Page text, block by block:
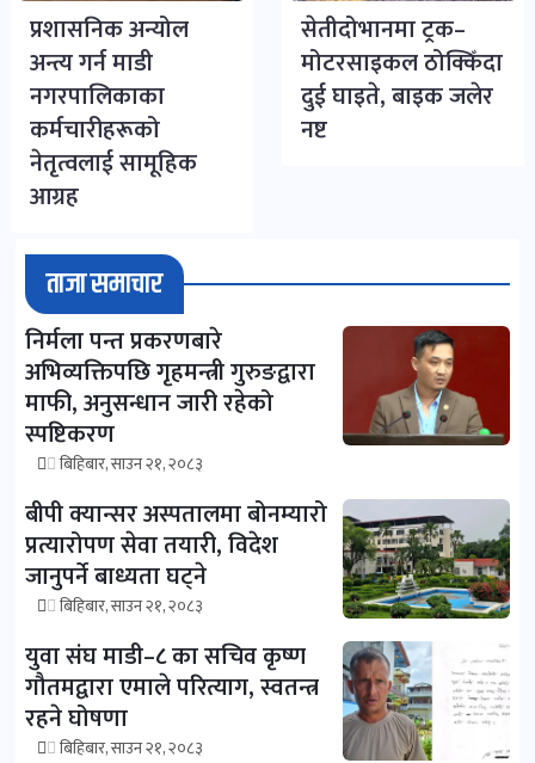
प्रशासनिक अन्योल
अन्त्य गर्न माडी
नगरपालिकाका
कर्मचारीहरूको
नेतृत्वलाई सामूहिक
आग्रह
सेतीदोभानमा ट्रक–
मोटरसाइकल ठोक्किँदा
दुई घाइते, बाइक जलेर
नष्ट
ताजा समाचार
निर्मला पन्त प्रकरणबारे
अभिव्यक्तिपछि गृहमन्त्री गुरुङद्वारा
माफी, अनुसन्धान जारी रहेको
स्पष्टिकरण
बिहिबार, साउन २१, २०८३
बीपी क्यान्सर अस्पतालमा बोनम्यारो
प्रत्यारोपण सेवा तयारी, विदेश
जानुपर्ने बाध्यता घट्ने
बिहिबार, साउन २१, २०८३
युवा संघ माडी–८ का सचिव कृष्ण
गौतमद्वारा एमाले परित्याग, स्वतन्त्र
रहने घोषणा
बिहिबार, साउन २१, २०८३